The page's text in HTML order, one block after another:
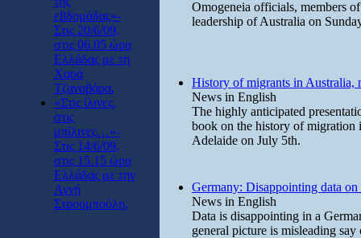
εβδομάδας»-
Στις 20/6/09,
στις 06.05 ώρα
Ελλάδας με τη
Χαρά
Τζαναβάρα.
«Στις ίλινες,
στις
μπίλινες…»-
Στις 14/6/09,
στις 15.15 ώρα
Ελλάδας με την
Αγνή
Στρουμπούλη.
Omogeneia officials, members
leadership of Australia on
History of migrants in Australia,
News in English
The highly anticipated
book on the history of
Adelaide on July 5th.
Germany: Disappointing data
News in English
Data is disappointing in a
general picture is misleading